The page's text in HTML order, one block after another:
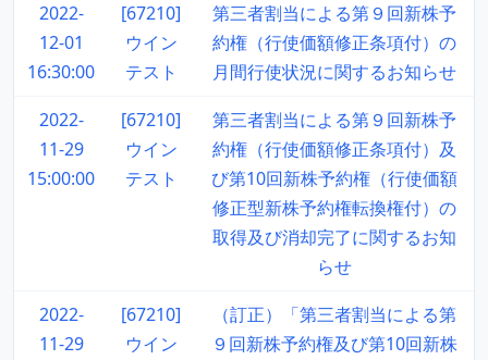
2022-
12-01
16:30:00
[67210]
ウイン
テスト
第三者割当による第９回新株予
約権（行使価額修正条項付）の
月間行使状況に関するお知らせ
2022-
11-29
15:00:00
[67210]
ウイン
テスト
第三者割当による第９回新株予
約権（行使価額修正条項付）及
び第10回新株予約権（行使価額
修正型新株予約権転換権付）の
取得及び消却完了に関するお知
らせ
2022-
11-29
[67210]
ウイン
（訂正）「第三者割当による第
９回新株予約権及び第10回新株